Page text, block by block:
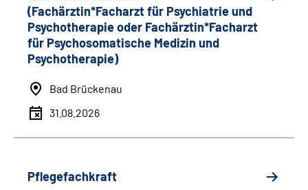
(Fachärztin*Facharzt für Psychiatrie und
Psychotherapie oder Fachärztin*Facharzt
für Psychosomatische Medizin und
Psychotherapie)
Bad Brückenau
31.08.2026
Pflegefachkraft